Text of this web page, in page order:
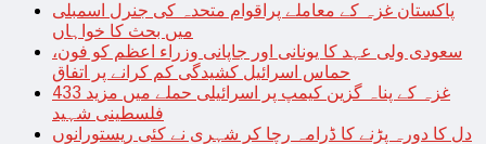
پاکستان غزہ کے معاملے پراقوام متحدہ کی جنرل اسمبلی
میں بحث کا خواہاں
سعودی ولی عہد کا یونانی اور جاپانی وزراء اعظم کو فون،
حماس اسرائیل کشیدگی کم کرانے پر اتفاق
غزہ کے پناہ گزین کیمپ پر اسرائیلی حملے میں مزید 433
فلسطینی شہید
دل کا دورہ پڑنے کا ڈرامہ رچا کر شہری نے کئی ریستورانوں